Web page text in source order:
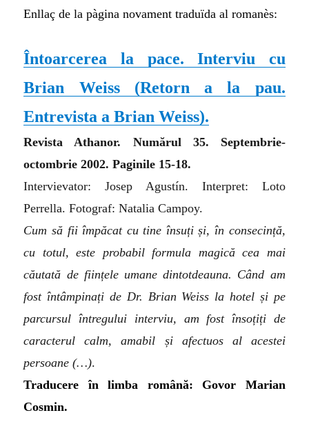
Enllaç de la pàgina novament traduïda al romanès:
Întoarcerea la pace. Interviu cu
Brian Weiss (Retorn a la pau.
Entrevista a Brian Weiss).
Revista Athanor. Numărul 35. Septembrie-
octombrie 2002. Paginile 15-18.
Intervievator: Josep Agustín. Interpret: Loto
Perrella. Fotograf: Natalia Campoy.
Cum să fii împăcat cu tine însuți și, în consecință,
cu totul, este probabil formula magică cea mai
căutată de ființele umane dintotdeauna. Când am
fost întâmpinați de Dr. Brian Weiss la hotel și pe
parcursul întregului interviu, am fost însoțiți de
caracterul calm, amabil și afectuos al acestei
persoane(…).
Traducere în limba română: Govor Marian
Cosmin.